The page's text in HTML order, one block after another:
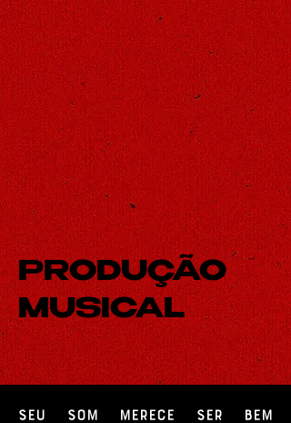
PRODUÇÃO
MUSICAL
Seu som merece ser bem